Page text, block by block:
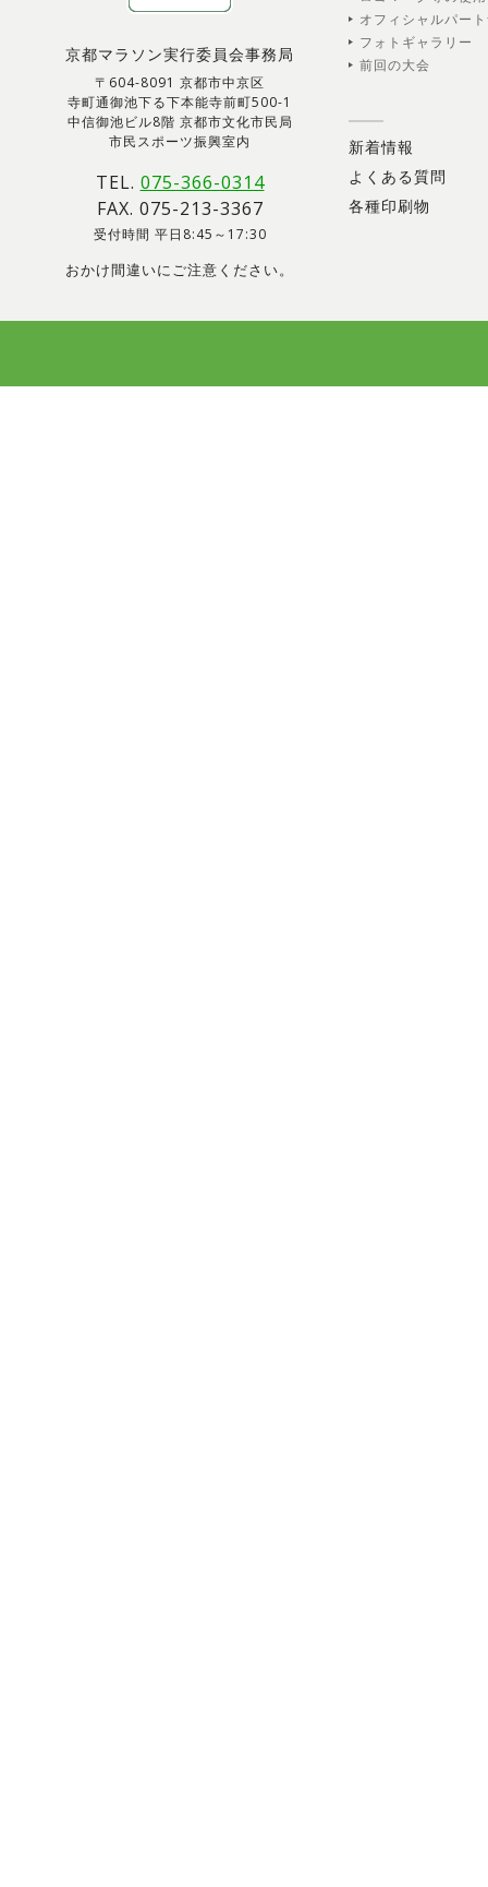
京都マラソン実行委員会事務局
〒604-8091 京都市中京区
寺町通御池下る下本能寺前町500-1
中信御池ビル8階 京都市文化市民局
市民スポーツ振興室内
TEL. 075-366-0314
FAX. 075-213-3367
受付時間 平日8:45～17:30
おかけ間違いにご注意ください。
オフィシャルパー
フォトギャラリー
前回の大会
新着情報
よくある質問
各種印刷物